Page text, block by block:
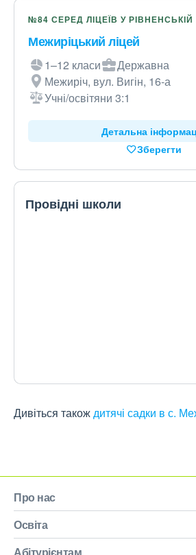
№84 СЕРЕД ЛІЦЕЇВ У
Межиріцький ліцей
1–12 класи
Державна
Межиріч, вул. Вигін, 16-а
Учні/освітяни 3:1
Детальна
Зберегти
Провідні школи
Дивіться такождитячі садки в с.
Про нас
Освіта